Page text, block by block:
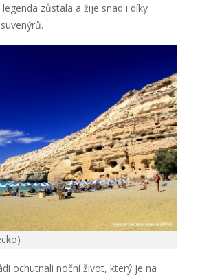
zůstala a žije snad i díky
ochutnali noční život, který je na